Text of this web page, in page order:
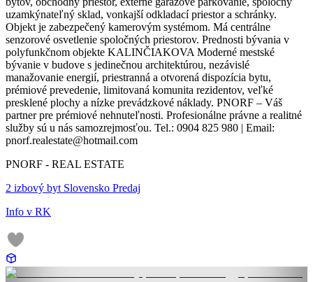
uzamkýnateľný sklad, vonkajší odkladací priestor a schránky.
Objekt je zabezpečený kamerovým systémom. Má centrálne
senzorové osvetlenie spoločných priestorov. Prednosti bývania v
polyfunkčnom objekte KALINČIAKOVA Moderné mestské
bývanie v budove s jedinečnou architektúrou, nezávislé
manažovanie energií, priestranná a otvorená dispozícia bytu,
prémiové prevedenie, limitovaná komunita rezidentov, veľké
presklené plochy a nízke prevádzkové náklady. PNORF – Váš
partner pre prémiové nehnuteľnosti. Profesionálne právne a realitné
služby sú u nás samozrejmosťou. Tel.: 0904 825 980 | Email:
pnorf.realestate@hotmail.com
PNORF - REAL ESTATE
2 izbový byt Slovensko Predaj
Info v RK